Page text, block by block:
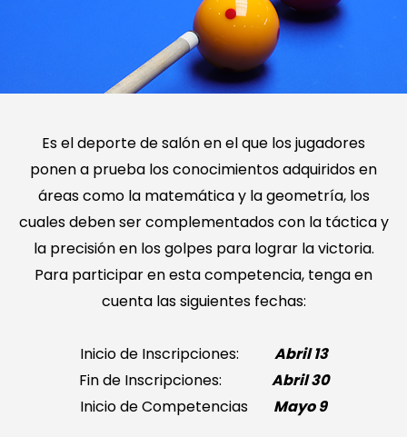
Es el deporte de salón en el que los jugadores
ponen a prueba los conocimientos adquiridos en
áreas como la matemática y la geometría, los
cuales deben ser complementados con la táctica y
la precisión en los golpes para lograr la victoria.
Para participar en esta competencia, tenga en
cuenta las siguientes fechas:
Inicio de Inscripciones:
Abril 13
Fin de Inscripciones:
Abril 30
Inicio de Competencias Mayo 9